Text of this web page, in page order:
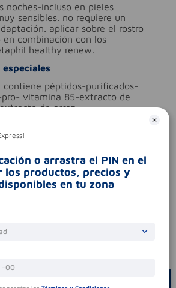
noches-incluso en pieles
sensibles. no requiere un
aplicar sobre el rostro
en combinación con los
healthy renew.
contiene péptidos-purificados-
vitamina 85-extracto de
de arroz.
fragancia. parabenos.
cremas
si se produce irritación-
los ojos-lavar inmediatamente.
UN COMENTARIO
o arrastra el PIN en el
los productos, precios y
en tu zona